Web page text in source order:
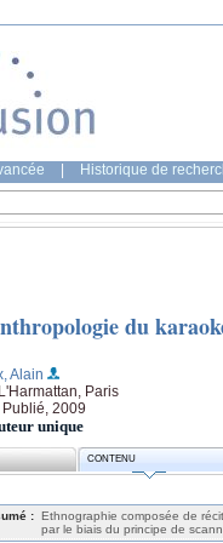
Historique de
du
Alain
L'Harmattan, Paris
Publié, 2009
unique
CONTENU
: Ethnographie composée de
par le biais du principe de